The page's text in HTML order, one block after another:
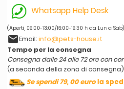
Whatsapp Help Desk
(Aperti, 09:00-13:00/16:00-19:30 h da Lun a Sab)
emailEmail: info@pets-house.it
Tempo per la consegna
Consegna dalle 24 alle 72 ore con
(a seconda della zona di consegna)
Se spendi 79, 00 eurola